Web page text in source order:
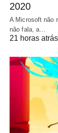
2020
A Microsoft não
não fala, a…
21 horas atrás